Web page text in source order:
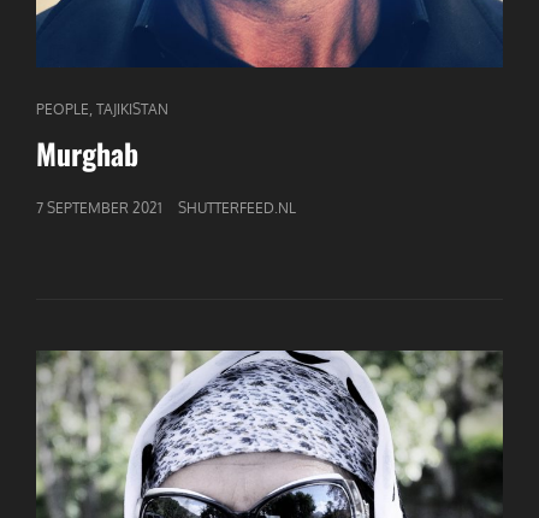
CAT
LINKS
PEOPLE TAJIKISTAN
Murghab
GEPUBLICEERD
7 SEPTEMBER 2021 SHUTTERFEED.NL